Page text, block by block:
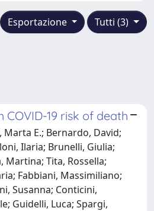
Tutti (3)
Esportazione
19 risk of death
E.; Bernardo, David;
Ilaria; Brunelli, Giulia;
Martina; Tita, Rossella;
Fabbiani, Massimiliano;
Susanna; Conticini,
Guidelli, Luca; Spargi,